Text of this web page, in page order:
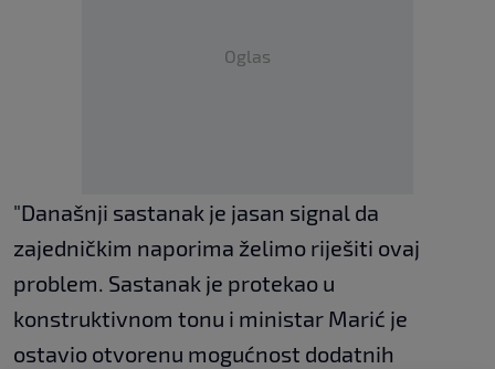
Oglas
"Današnji sastanak je jasan signal da
zajedničkim naporima želimo riješiti ovaj
problem. Sastanak je protekao u
konstruktivnom tonu i ministar Marić je
ostavio otvorenu mogućnost dodatnih